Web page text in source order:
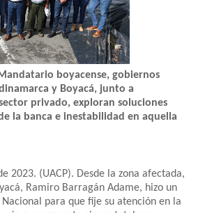
boyacense, gobiernos
y Boyacá, junto a
privado, exploran soluciones
la banca e inestabilidad en aquella
2023. (UACP). Desde la zona afectada,
Ramiro Barragán Adame, hizo un
Nacional para que fije su atención en la